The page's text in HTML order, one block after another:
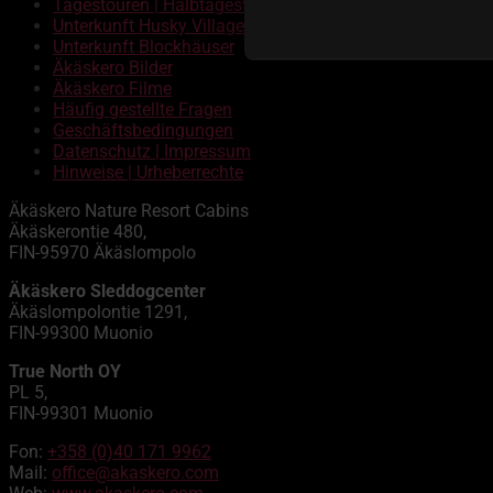
Tagestouren | Halbtagestouren
Unterkunft Husky Village
Unterkunft Blockhäuser
Äkäskero Bilder
Äkäskero Filme
Häufig gestellte Fragen
Geschäftsbedingungen
Datenschutz | Impressum
Hinweise | Urheberrechte
Äkäskero Nature Resort Cabins
Äkäskerontie 480,
FIN-95970 Äkäslompolo
Äkäskero Sleddogcenter
Äkäslompolontie 1291,
FIN-99300 Muonio
True North OY
PL 5,
FIN-99301 Muonio
Fon: +358 (0)40 171 9962
Mail: office@akaskero.com